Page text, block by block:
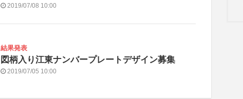
2019/07/08 10:00
結果発表
図柄入り江東ナンバープレートデザイン募集
2019/07/05 10:00